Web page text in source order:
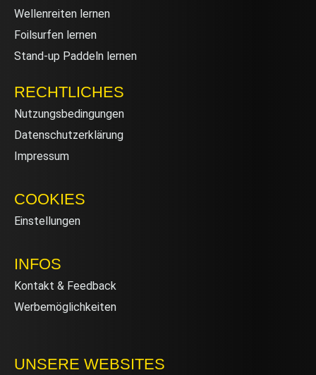
Wellenreiten lernen
Foilsurfen lernen
Stand-up Paddeln lernen
RECHTLICHES
Nutzungsbedingungen
Datenschutzerklärung
Impressum
COOKIES
Einstellungen
INFOS
Kontakt & Feedback
Werbemöglichkeiten
UNSERE WEBSITES